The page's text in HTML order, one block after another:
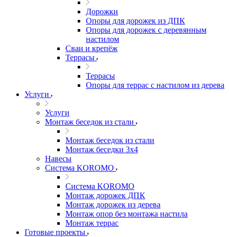
Дорожки
Опоры для дорожек из ДПК
Опоры для дорожек с деревянным
настилом
Сваи и крепёж
Террасы
Террасы
Опоры для террас с настилом из дерева
Услуги
Услуги
Монтаж беседок из стали
Монтаж беседок из стали
Монтаж беседки 3х4
Навесы
Система KOROMO
Система KOROMO
Монтаж дорожек ДПК
Монтаж дорожек из дерева
Монтаж опор без монтажа настила
Монтаж террас
Готовые проекты